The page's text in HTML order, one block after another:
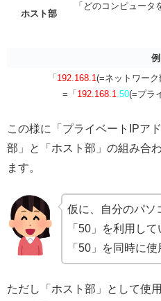
ホスト部
「どのコンピュー
例
「 192.168.1 (=ネットワーク
=「 192.168.1 .50(=プラ
この様に「プライベートIPア
部」と「ホスト部」の組み合
ます。
仮に、自分のパソ
「50」を利用し
「50」を同時に
ただし「ホスト部」として使